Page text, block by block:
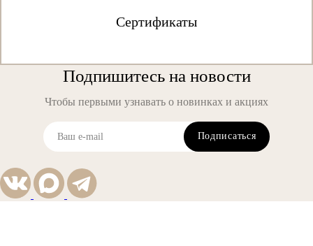
Сертификаты
Подпишитесь на новости
Чтобы первыми узнавать о новинках и акциях
Подписаться